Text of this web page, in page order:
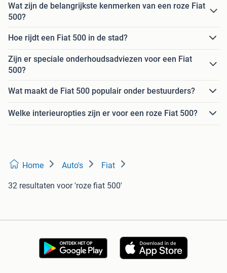
Wat zijn de belangrijkste kenmerken van een roze Fiat
500?
Hoe rijdt een Fiat 500 in de stad?
Zijn er speciale onderhoudsadviezen voor een Fiat
500?
Wat maakt de Fiat 500 populair onder bestuurders?
Welke interieuropties zijn er voor een roze Fiat 500?
Home Auto's Fiat
32 resultaten voor 'roze fiat 500'